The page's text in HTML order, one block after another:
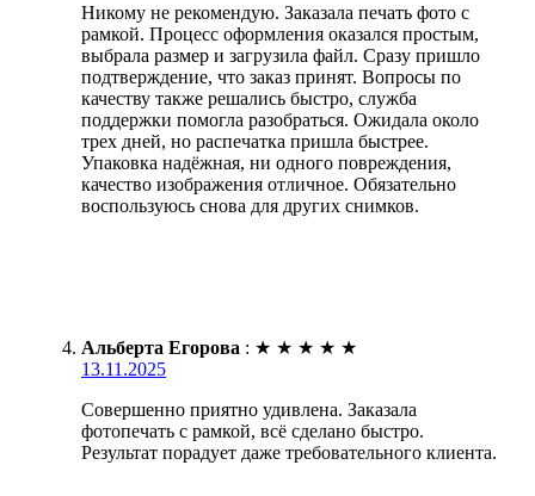
Никому не рекомендую. Заказала печать фото с
рамкой. Процесс оформления оказался простым,
выбрала размер и загрузила файл. Сразу пришло
подтверждение, что заказ принят. Вопросы по
качеству также решались быстро, служба
поддержки помогла разобраться. Ожидала около
трех дней, но распечатка пришла быстрее.
Упаковка надёжная, ни одного повреждения,
качество изображения отличное. Обязательно
воспользуюсь снова для других снимков.
Альберта Егорова : ★ ★ ★ ★ ★
13.11.2025
Совершенно приятно удивлена. Заказала
фотопечать с рамкой, всё сделано быстро.
Результат порадует даже требовательного клиента.